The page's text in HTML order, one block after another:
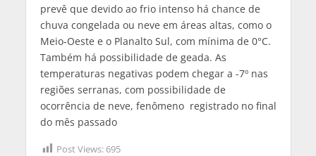
prevê que devido ao frio intenso há chance de
chuva congelada ou neve em áreas altas, como o
Meio-Oeste e o Planalto Sul, com mínima de 0°C.
Também há possibilidade de geada. As
temperaturas negativas podem chegar a -7º nas
regiões serranas, com possibilidade de
ocorrência de neve, fenômeno registrado no final
do mês passado
Post Views: 695